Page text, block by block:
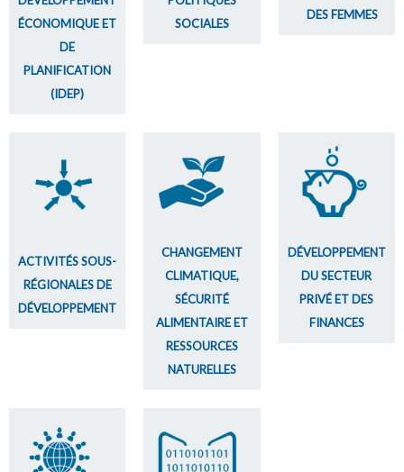
ÉCONOMIQUE ET
DE
PLANIFICATION
(IDEP)
SOCIALES
DES FEMMES
ACTIVITÉS SOUS-
RÉGIONALES DE
DÉVELOPPEMENT
CHANGEMENT
CLIMATIQUE,
SÉCURITÉ
ALIMENTAIRE ET
RESSOURCES
NATURELLES
DÉVELOPPEMENT
DU SECTEUR
PRIVÉ ET DES
FINANCES